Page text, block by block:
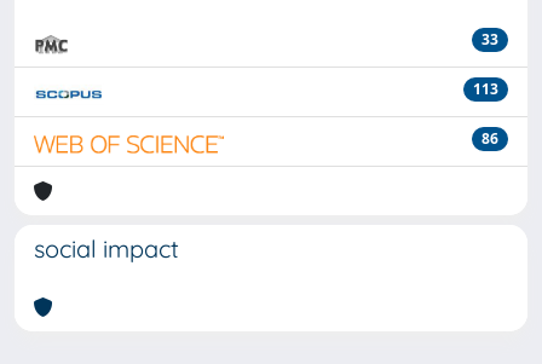
33
113
86
social impact